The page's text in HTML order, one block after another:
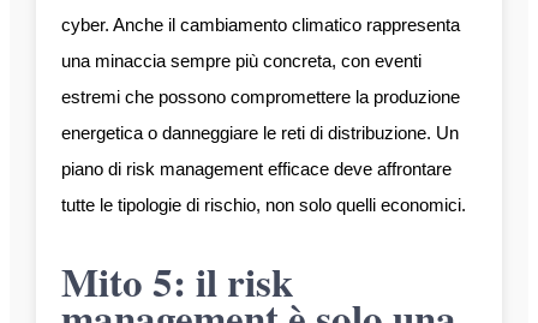
cyber. Anche il cambiamento climatico rappresenta
una minaccia sempre più concreta, con eventi
estremi che possono compromettere la produzione
energetica o danneggiare le reti di distribuzione. Un
piano di risk management efficace deve affrontare
tutte le tipologie di rischio, non solo quelli economici.
Mito 5: il risk